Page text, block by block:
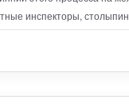
инспекторы,